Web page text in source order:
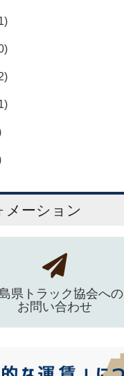
メーション
県トラック協会への
お問い合わせ